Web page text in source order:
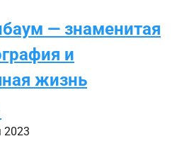
— знаменитая
и
жизнь
2023